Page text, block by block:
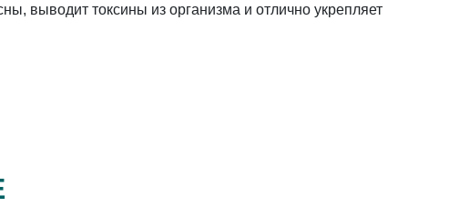
выводит токсины из организма и отлично укрепляет